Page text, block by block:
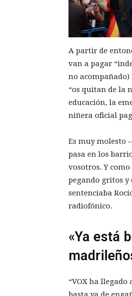
A partir de
van a pagar
no acompañado)
“os quitan de la
educación, la
niñera oficial
Es muy molesto
pasa en los
vosotros. Y
pegando gritos y
sentenciaba
radiofónico.
«Ya está
“VOX ha